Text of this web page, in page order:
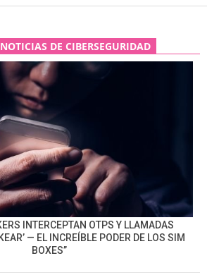
DE CIBERSEGURIDAD
INTERCEPTAN OTPS Y LLAMADAS
— EL INCREÍBLE PODER DE LOS SIM
BOXES”